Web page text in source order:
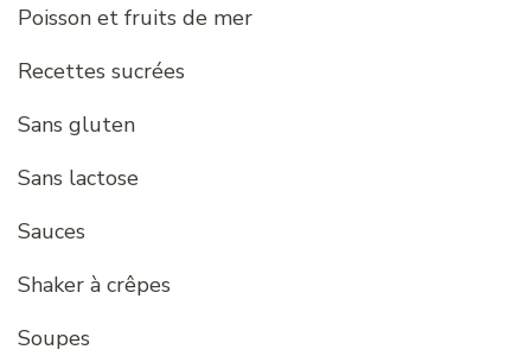
Poisson et fruits de mer
Recettes sucrées
Sans gluten
Sans lactose
Sauces
Shaker à crêpes
Soupes